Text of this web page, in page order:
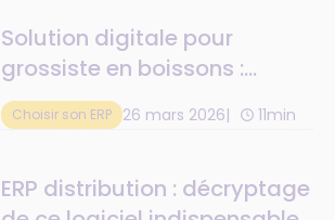
Solution digitale pour
grossiste en boissons :
enjeux spécifiques et retours
sur investissement
Choisir son ERP 26 mars 2026 11min
ERP distribution : décryptage